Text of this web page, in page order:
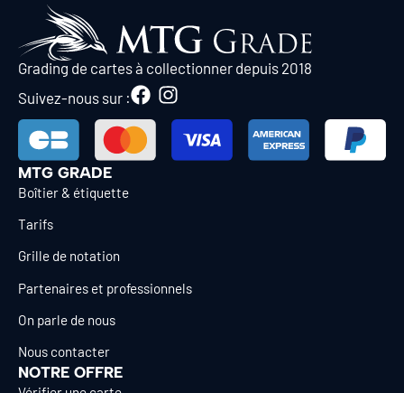
Grading de cartes à collectionner depuis 2018
Suivez-nous sur :
MTG GRADE
Boîtier & étiquette
Tarifs
Grille de notation
Partenaires et professionnels
On parle de nous
Nous contacter
NOTRE OFFRE